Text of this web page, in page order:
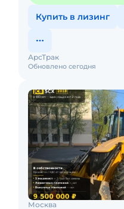
Купить в лизинг
Обновлено сегодня
АрсТрак
Москва